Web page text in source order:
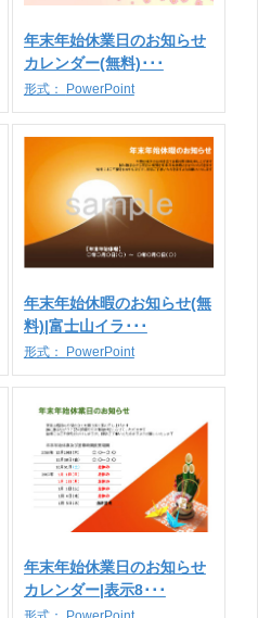
年末年始休業日のお知らせ
カレンダー(無料)･･･
形式： PowerPoint
年末年始休暇のお知らせ(無
料)|富士山イラ･･･
形式： PowerPoint
年末年始休業日のお知らせ
カレンダー|表示8･･･